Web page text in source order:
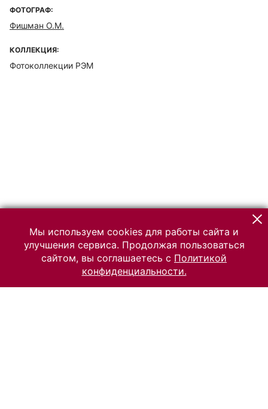
ФОТОГРАФ:
Фишман О.М.
КОЛЛЕКЦИЯ:
Фотоколлекции РЭМ
Мы используем cookies для работы сайта и
улучшения сервиса. Продолжая пользоваться
сайтом, вы соглашаетесь с Политикой
конфиденциальности.